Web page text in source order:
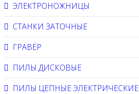
ЭЛЕКТРОНОЖНИЦЫ
СТАНКИ ЗАТОЧНЫЕ
ГРАВЁР
ПИЛЫ ДИСКОВЫЕ
ПИЛЫ ЦЕПНЫЕ ЭЛЕКТРИЧЕСКИЕ